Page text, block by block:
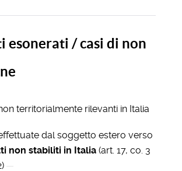
esonerati / casi di non
territorialmente rilevanti in Italia
dal soggetto estero verso
non stabiliti in Italia (art. 17, co. 3